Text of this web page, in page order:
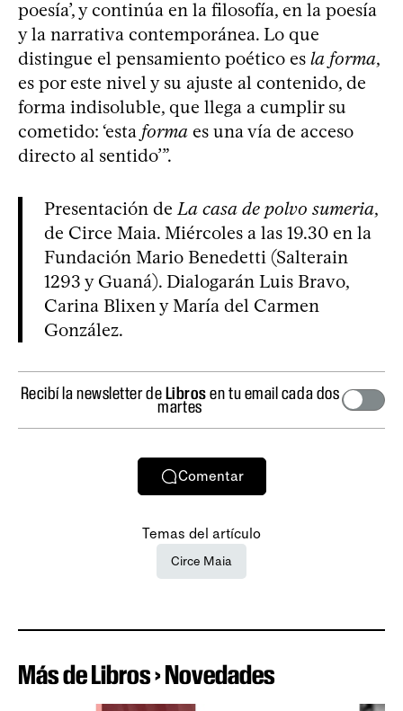
poesía’, y continúa en la filosofía, en la poesía
y la narrativa contemporánea. Lo que
distingue el pensamiento poético es la forma,
es por este nivel y su ajuste al contenido, de
forma indisoluble, que llega a cumplir su
cometido: ‘esta forma es una vía de acceso
directo al sentido’”.
Presentación de La casa de polvo sumeria,
de Circe Maia. Miércoles a las 19.30 en la
Fundación Mario Benedetti (Salterain
1293 y Guaná). Dialogarán Luis Bravo,
Carina Blixen y María del Carmen
González.
Recibí la newsletter deLibrosen tu email cada dos
martes
Comentar
Temas del artículo
Circe Maia
Más de Libros › Novedades